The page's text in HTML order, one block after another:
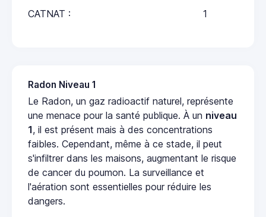
CATNAT : 1
Radon Niveau 1
Le Radon, un gaz radioactif naturel, représente
une menace pour la santé publique. À un niveau
1, il est présent mais à des concentrations
faibles. Cependant, même à ce stade, il peut
s'infiltrer dans les maisons, augmentant le risque
de cancer du poumon. La surveillance et
l'aération sont essentielles pour réduire les
dangers.